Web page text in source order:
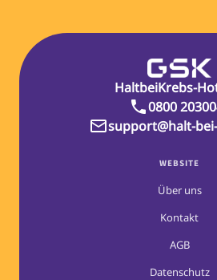
0800
support@halt-
WEBSITE
Über uns
Kontakt
AGB
Datenschutz